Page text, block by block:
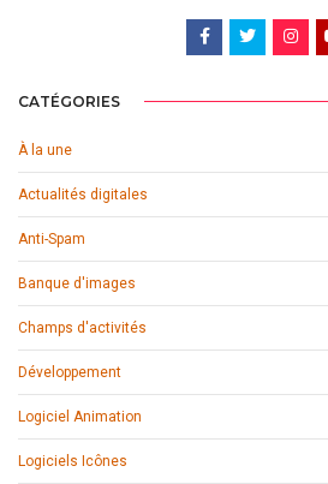
CATÉGORIES
À la une
Actualités digitales
Anti-Spam
Banque d'images
Champs d'activités
Développement
Logiciel Animation
Logiciels Icônes